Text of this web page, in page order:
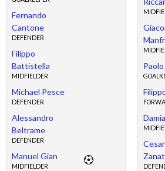
Fernando
Cantone
DEFENDER
Filippo
Battistella
MIDFIELDER
Michael Pesce
DEFENDER
Alessandro
Beltrame
DEFENDER
Manuel Gian
MIDFIELDER